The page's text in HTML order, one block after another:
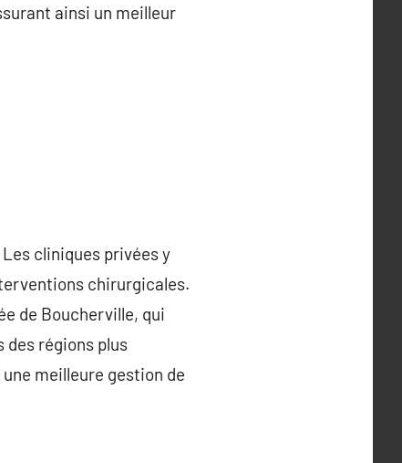
ainsi un meilleur
cliniques privées y
chirurgicales.
de Boucherville, qui
des régions plus
meilleure gestion de